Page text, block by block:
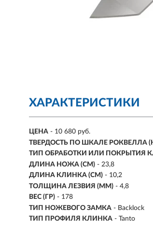
ХАРАКТЕРИСТИКИ
ЦЕНА - 10 680 руб.
ТВЕРДОСТЬ ПО ШКАЛЕ РОКВЕЛЛА
ТИП ОБРАБОТКИ ИЛИ ПОКРЫТИЯ
ДЛИНА НОЖА (СМ) - 23,8
ДЛИНА КЛИНКА (СМ) - 10,2
ТОЛЩИНА ЛЕЗВИЯ (ММ) - 4,8
ВЕС (ГР) - 178
ТИП НОЖЕВОГО ЗАМКА - Backlock
ТИП ПРОФИЛЯ КЛИНКА - Tanto